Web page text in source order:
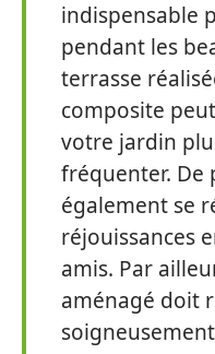
indispensable
pendant les
terrasse
composite
votre jardin
fréquenter. De
également se
réjouissances
amis. Par
aménagé doit